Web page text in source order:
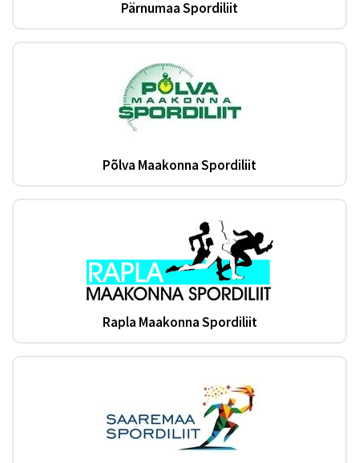
Pärnumaa Spordiliit
Põlva Maakonna Spordiliit
Rapla Maakonna Spordiliit